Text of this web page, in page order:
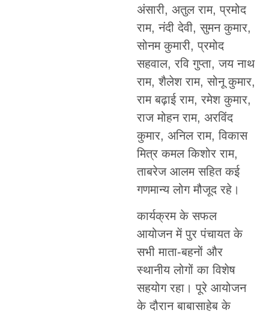
अंसारी, अतुल राम, प्रमोद
राम, नंदी देवी, सुमन कुमार,
सोनम कुमारी, प्रमोद
सहवाल, रवि गुप्ता, जय नाथ
राम, शैलेश राम, सोनू कुमार,
राम बढ़ाई राम, रमेश कुमार,
राज मोहन राम, अरविंद
कुमार, अनिल राम, विकास
मित्र कमल किशोर राम,
ताबरेज आलम सहित कई
गणमान्य लोग मौजूद रहे।
कार्यक्रम के सफल
आयोजन में पुर पंचायत के
सभी माता-बहनों और
स्थानीय लोगों का विशेष
सहयोग रहा। पूरे आयोजन
के दौरान बाबासाहेब के